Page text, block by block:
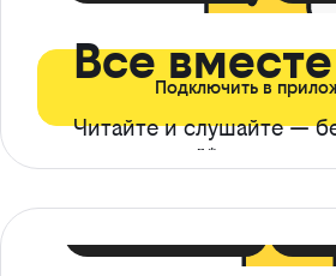
Все вместе
Читайте и слушайте —
ограничений*
Подключить в